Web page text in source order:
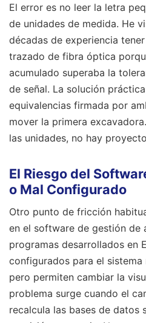
El error es no leer la letra
de unidades de medida. He
décadas de experiencia
trazado de fibra óptica
acumulado superaba la
de señal. La solución
equivalencias firmada por
mover la primera
las unidades, no hay
El Riesgo del
o Mal Configurado
Otro punto de fricción
en el software de gestión de
programas desarrollados en
configurados para el
pero permiten cambiar la
problema surge cuando el
recalcula las bases de datos